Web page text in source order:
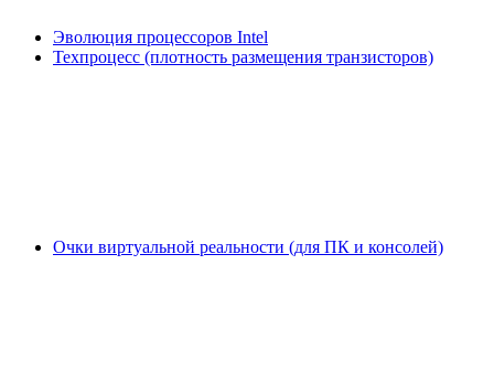
Эволюция процессоров Intel
Техпроцесс (плотность размещения транзисторов)
Очки виртуальной реальности (для ПК и консолей)